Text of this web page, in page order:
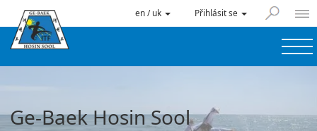
en / uk Přihlásit se
Ge-Baek Hosin Sool